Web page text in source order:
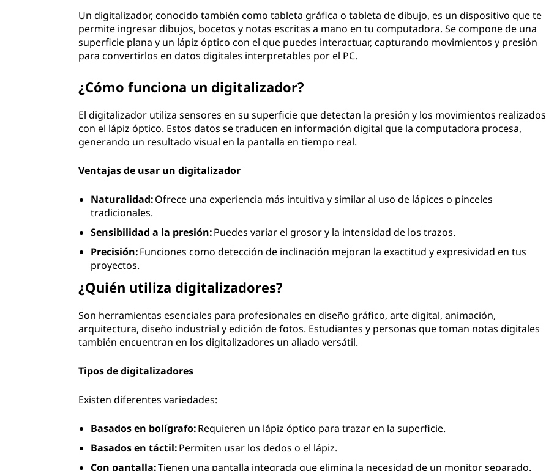
Un digitalizador, conocido también como tableta gráfica o tableta de dibujo, es un dispositivo que te
permite ingresar dibujos, bocetos y notas escritas a mano en tu computadora. Se compone de una
superficie plana y un lápiz óptico con el que puedes interactuar, capturando movimientos y presión
para convertirlos en datos digitales interpretables por el PC.
¿Cómo funciona un digitalizador?
El digitalizador utiliza sensores en su superficie que detectan la presión y los movimientos realizados
con el lápiz óptico. Estos datos se traducen en información digital que la computadora procesa,
generando un resultado visual en la pantalla en tiempo real.
Ventajas de usar un digitalizador
Naturalidad:Ofrece una experiencia más intuitiva y similar al uso de lápices o pinceles
tradicionales.
Sensibilidad a la presión:Puedes variar el grosor y la intensidad de los trazos.
Precisión:Funciones como detección de inclinación mejoran la exactitud y expresividad en tus
proyectos.
¿Quién utiliza digitalizadores?
Son herramientas esenciales para profesionales en diseño gráfico, arte digital, animación,
arquitectura, diseño industrial y edición de fotos. Estudiantes y personas que toman notas digitales
también encuentran en los digitalizadores un aliado versátil.
Tipos de digitalizadores
Existen diferentes variedades:
Basados en bolígrafo:Requieren un lápiz óptico para trazar en la superficie.
Basados en táctil:Permiten usar los dedos o el lápiz.
Con pantalla:Tienen una pantalla integrada que elimina la necesidad de un monitor separado.